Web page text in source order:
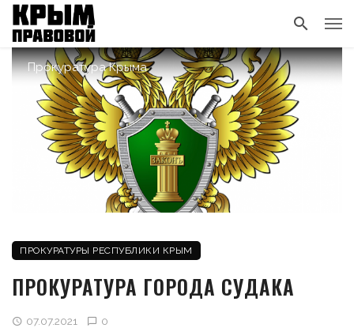
Прокуратура Крыма
ПРОКУРАТУРЫ РЕСПУБЛИКИ КРЫМ
ПРОКУРАТУРА ГОРОДА СУДАКА
07.07.2021 0